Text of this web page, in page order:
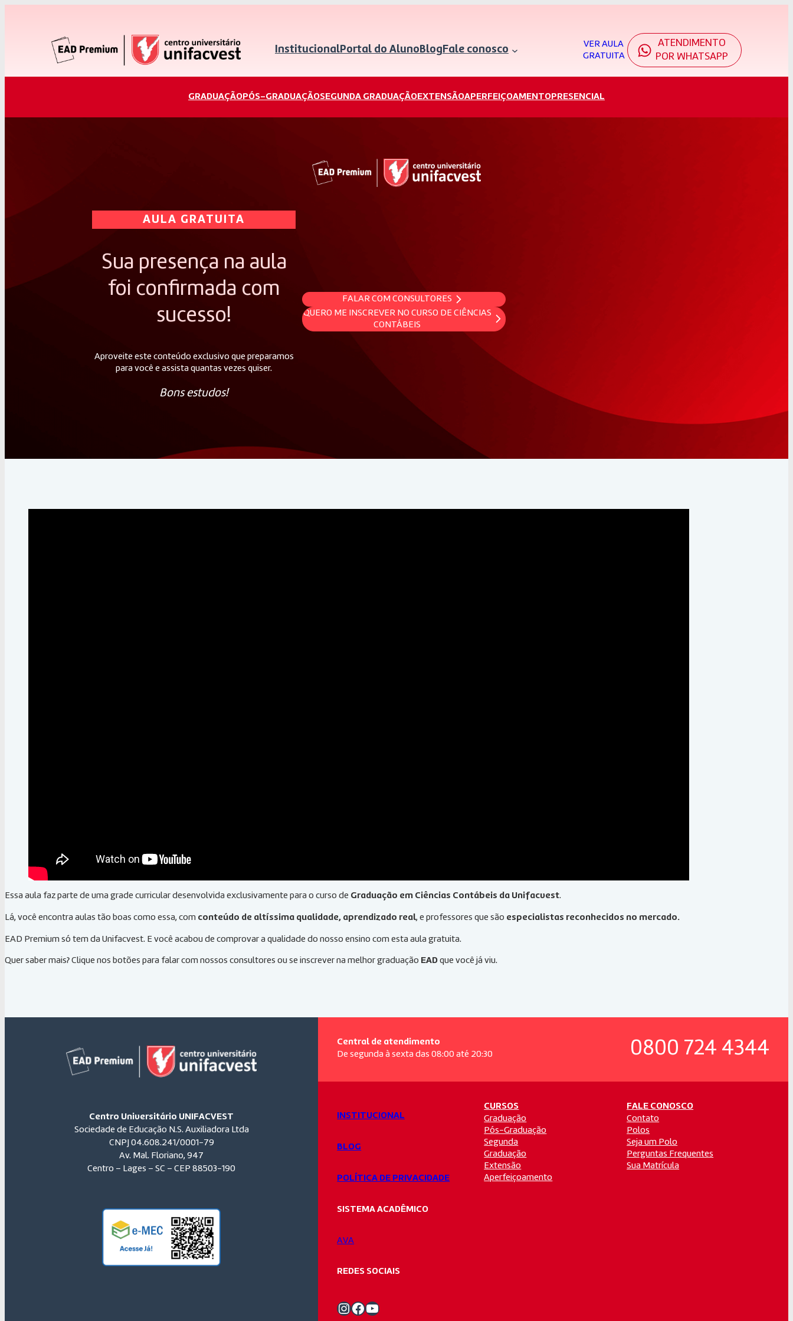
InstitucionalPortal do AlunoBlogFale conosco
VER AULA
GRATUITA
ATENDIMENTO
POR WHATSAPP
GRADUAÇÃOPÓS-GRADUAÇÃOSEGUNDA GRADUAÇÃOEXTENSÃOAPERFEIÇOAMENTOPRESENCIAL
AULA GRATUITA
Sua presença na aula
foi confirmada com
sucesso!
Aproveite este conteúdo exclusivo que preparamos
para você e assista quantas vezes quiser.
Bons estudos!
FALAR COM CONSULTORES
QUERO ME INSCREVER NO CURSO DE CIÊNCIAS
CONTÁBEIS
Essa aula faz parte de uma grade curricular desenvolvida exclusivamente para o curso de Graduação em Ciências Contábeis da Unifacvest.
Lá, você encontra aulas tão boas como essa, com conteúdo de altíssima qualidade, aprendizado real, e professores que são especialistas reconhecidos no mercado.
EAD Premium só tem da Unifacvest. E você acabou de comprovar a qualidade do nosso ensino com esta aula gratuita.
Quer saber mais? Clique nos botões para falar com nossos consultores ou se inscrever na melhor graduação EADque você já viu.
Centro Universitário UNIFACVEST
Sociedade de Educação N.S. Auxiliadora Ltda
CNPJ 04.608.241/0001-79
Av. Mal. Floriano, 947
Centro – Lages – SC – CEP 88503-190
Central de atendimento
De segunda à sexta das 08:00 até 20:30
0800 724 4344
INSTITUCIONAL
BLOG
POLÍTICA DE PRIVACIDADE
SISTEMA ACADÊMICO
AVA
REDES SOCIAIS
Instagram Unifacvest Facebook Unifacvest Youtube Unifacvest
CURSOS
Graduação
Pós-Graduação
Segunda
Graduação
Extensão
Aperfeiçoamento
FALE CONOSCO
Contato
Polos
Seja um Polo
Perguntas Frequentes
Sua Matrícula